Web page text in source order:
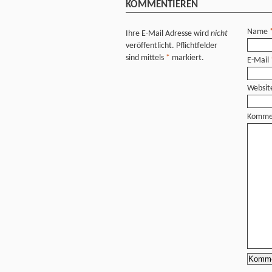
KOMMENTIEREN
Ihre E-Mail Adresse wird nicht
veröffentlicht. Pflichtfelder
sind mittels * markiert.
Name
E-Mail